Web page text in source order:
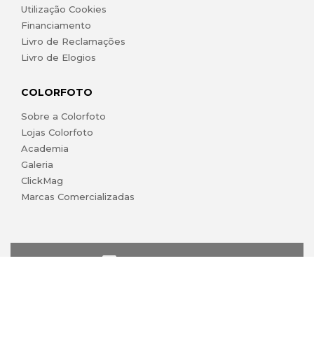
Utilização Cookies
Financiamento
Livro de Reclamações
Livro de Elogios
COLORFOTO
Sobre a Colorfoto
Lojas Colorfoto
Academia
Galeria
ClickMag
Marcas Comercializadas
lojaonline@colorfoto.pt